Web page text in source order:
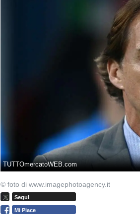
TUTTOmercatoWEB.com
© foto di www.imagephotoagency.it
Segui
Mi Piace